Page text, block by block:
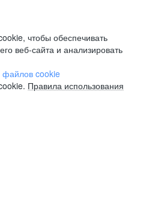
чтобы обеспечивать
веб-сайта и анализировать
файлов cookie
Правила использования